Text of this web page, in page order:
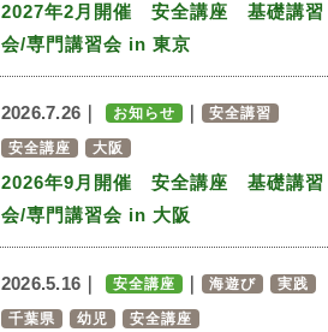
2027年2月開催 安全講座 基礎講習
会/専門講習会 in 東京
2026.7.26｜ お知らせ 安全講習
安全講座 大阪
2026年9月開催 安全講座 基礎講習
会/専門講習会 in 大阪
2026.5.16｜ 安全講座 海遊び 実践
千葉県 幼児 安全講座